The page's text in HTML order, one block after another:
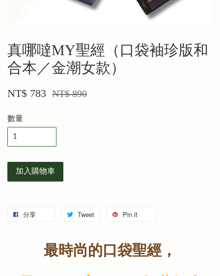
真哪噠MY聖經（口袋袖珍版和
合本／金潮女款）
NT$ 783 NT$ 890
數量
加入購物車
分享 Tweet Pin it
最時尚的口袋聖經，